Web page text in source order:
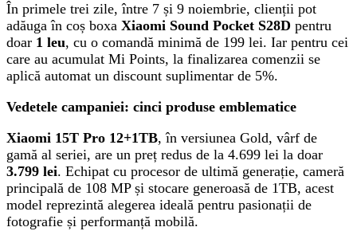
În primele trei zile, între 7 și 9 noiembrie, clienții pot
adăuga în coș boxa Xiaomi Sound Pocket S28D pentru
doar 1 leu, cu o comandă minimă de 199 lei. Iar pentru cei
care au acumulat Mi Points, la finalizarea comenzii se
aplică automat un discount suplimentar de 5%.
Vedetele campaniei: cinci produse emblematice
Xiaomi 15T Pro 12+1TB, în versiunea Gold, vârf de
gamă al seriei, are un preț redus de la 4.699 lei la doar
3.799 lei. Echipat cu procesor de ultimă generație, cameră
principală de 108 MP și stocare generoasă de 1TB, acest
model reprezintă alegerea ideală pentru pasionații de
fotografie și performanță mobilă.